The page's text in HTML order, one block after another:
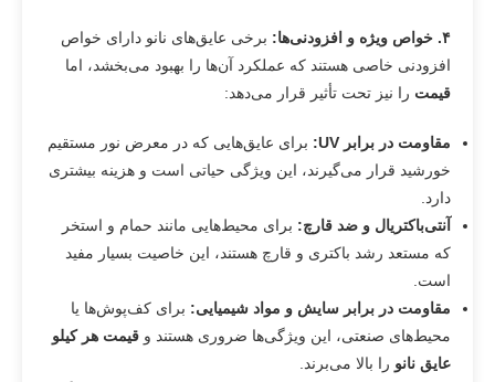
۴. خواص ویژه و افزودنی‌ها: برخی عایق‌های نانو دارای خواص
افزودنی خاصی هستند که عملکرد آن‌ها را بهبود می‌بخشد، اما
قیمت را نیز تحت تأثیر قرار می‌دهد:
مقاومت در برابر
برای عایق‌هایی که در معرض نور مستقیم
خورشید قرار می‌گیرند، این ویژگی حیاتی است و هزینه بیشتری
دارد.
آنتی‌باکتریال و ضد قارچ: برای محیط‌هایی مانند حمام و استخر
که مستعد رشد باکتری و قارچ هستند، این خاصیت بسیار مفید
است.
مقاومت در برابر سایش و مواد شیمیایی: برای کف‌پوش‌ها یا
محیط‌های صنعتی، این ویژگی‌ها ضروری هستند و قیمت هر کیلو
عایق نانو را بالا می‌برند.